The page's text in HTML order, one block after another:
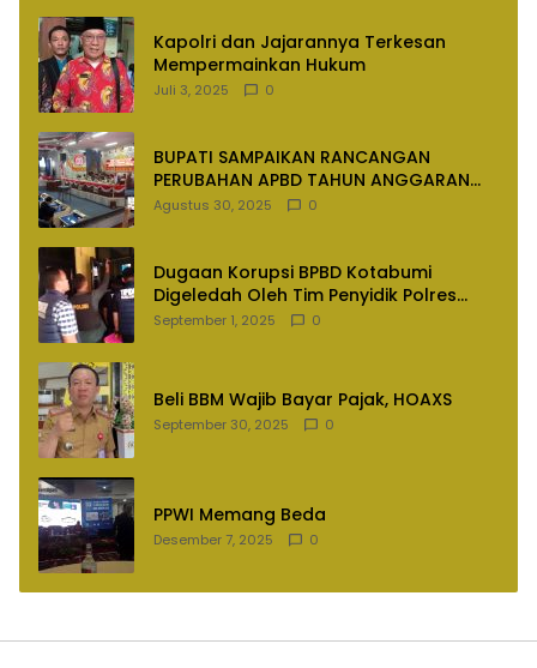
Kapolri dan Jajarannya Terkesan
Mempermainkan Hukum
Juli 3, 2025 0
BUPATI SAMPAIKAN RANCANGAN
PERUBAHAN APBD TAHUN ANGGARAN
2025
Agustus 30, 2025 0
Dugaan Korupsi BPBD Kotabumi
Digeledah Oleh Tim Penyidik Polres
Lampung Utara
September 1, 2025 0
Beli BBM Wajib Bayar Pajak, HOAXS
September 30, 2025 0
PPWI Memang Beda
Desember 7, 2025 0